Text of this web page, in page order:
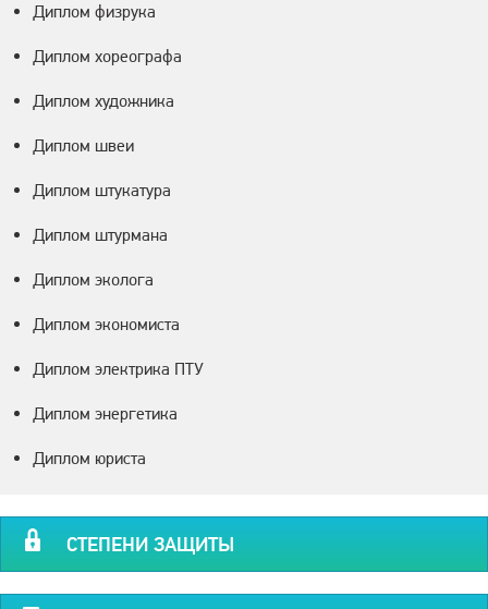
Диплом физрука
Диплом хореографа
Диплом художника
Диплом швеи
Диплом штукатура
Диплом штурмана
Диплом эколога
Диплом экономиста
Диплом электрика ПТУ
Диплом энергетика
Диплом юриста
СТЕПЕНИ ЗАЩИТЫ